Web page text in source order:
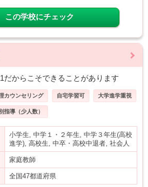
この学校にチェック
だからこそできることがあります
カウンセリング 自宅学習可 大学進学重視
指導（少人数）
小学生, 中学１・２年生, 中学３年生(高校
進学), 高校生, 中卒・高校中退者, 社会人
家庭教師
全国47都道府県